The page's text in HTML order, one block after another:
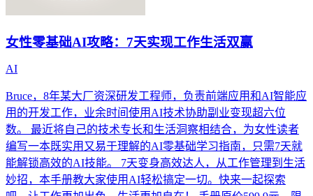
女性零基础AI攻略：7天实现工作生活双赢
AI
Bruce，8年某大厂资深研发工程师，负责前端应用和AI智能应
用的开发工作，业余时间使用AI技术协助副业变现超六位
数。 最近将自己的技术专长和生活洞察相结合，为女性读者
编写一本既实用又易于理解的AI零基础学习指南，只需7天就
能解锁高效的AI技能。 7天变身高效达人，从工作管理到生活
妙招，本手册教大家使用AI轻松搞定一切。快来一起探索